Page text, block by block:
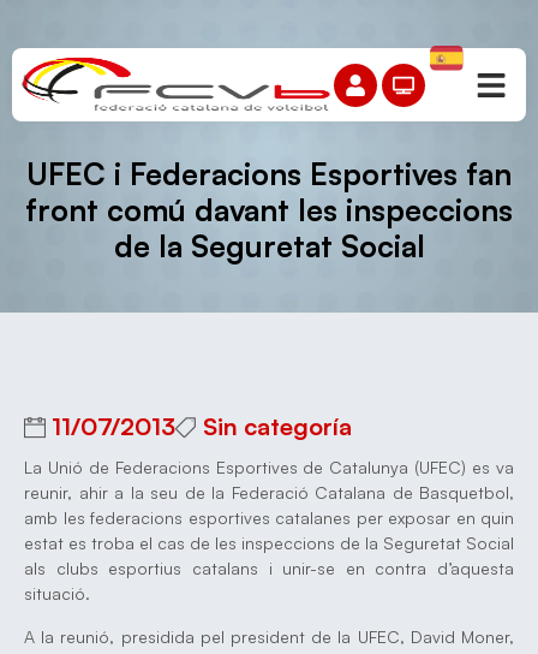
UFEC i Federacions Esportives fan
front comú davant les inspeccions
de la Seguretat Social
11/07/2013 Sin categoría
La Unió de Federacions Esportives de Catalunya (UFEC) es va
reunir, ahir a la seu de la Federació Catalana de Basquetbol,
amb les federacions esportives catalanes per exposar en quin
estat es troba el cas de les inspeccions de la Seguretat Social
als clubs esportius catalans i unir-se en contra d’aquesta
situació.
A la reunió, presidida pel president de la UFEC, David Moner,